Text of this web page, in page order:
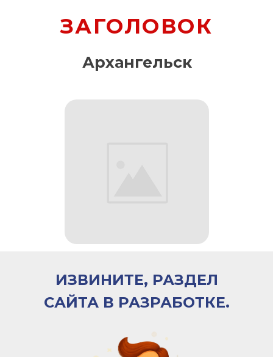
ЗАГОЛОВОК
Архангельск
ИЗВИНИТЕ, РАЗДЕЛ
САЙТА В РАЗРАБОТКЕ.